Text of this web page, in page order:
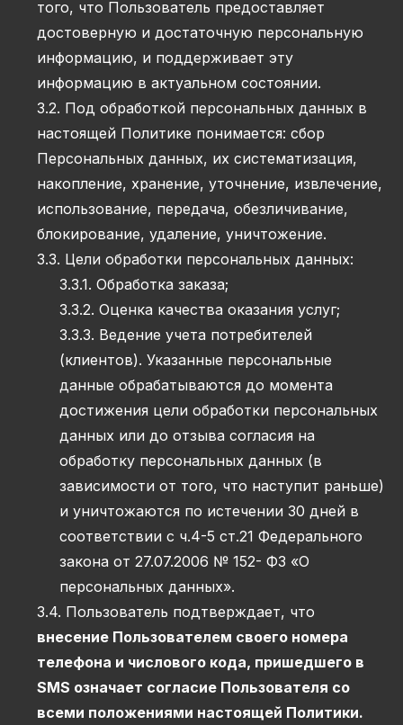
того, что Пользователь предоставляет
достоверную и достаточную персональную
информацию, и поддерживает эту
информацию в актуальном состоянии.
3.2. Под обработкой персональных данных в
настоящей Политике понимается: сбор
Персональных данных, их систематизация,
накопление, хранение, уточнение, извлечение,
использование, передача, обезличивание,
блокирование, удаление, уничтожение.
3.3. Цели обработки персональных данных:
3.3.1. Обработка заказа;
3.3.2. Оценка качества оказания услуг;
3.3.3. Ведение учета потребителей
(клиентов). Указанные персональные
данные обрабатываются до момента
достижения цели обработки персональных
данных или до отзыва согласия на
обработку персональных данных (в
зависимости от того, что наступит раньше)
и уничтожаются по истечении 30 дней в
соответствии с ч.4-5 ст.21 Федерального
закона от 27.07.2006 № 152- ФЗ «О
персональных данных».
3.4. Пользователь подтверждает, что
внесение Пользователем своего номера
телефона и числового кода, пришедшего в
SMS означает согласие Пользователя со
всеми положениями настоящей Политики.